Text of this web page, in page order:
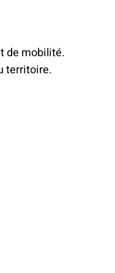
de mobilité.
territoire.